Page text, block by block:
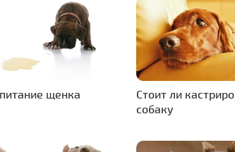
щенка
Стоит ли
собаку